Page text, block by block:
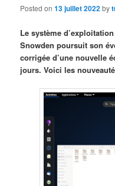
Posted on13 juillet 2022by
Le système
Snowden poursuit son
corrigée d’une nouvelle
jours. Voici les